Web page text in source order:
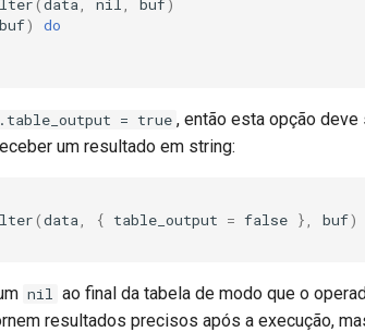
buf)
do
= true , então esta opção
um resultado em string:
(data { table_output = false }, buf)
nil ao final da tabela de modo que o
resultados precisos após a execução,